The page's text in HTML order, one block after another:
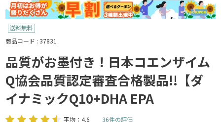
商品コード : 37831
品質がお墨付き！日本コエンザイム
Q協会品質認定審査合格製品!!【ダ
イナミックQ10+DHA EPA
平均：4.6 36件の評価